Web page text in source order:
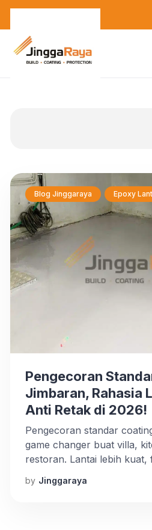
content
Blog Jinggaraya Epoxy
Pengecoran
Jimbaran, Rahasia
Anti Retak di 2026!
Pengecoran standar
game changer buat villa,
restoran. Lantai lebih kuat,
proyek lebih satset.
by Jinggaraya